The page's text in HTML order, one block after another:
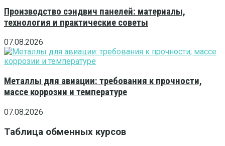
Производство сэндвич панелей: материалы,
технология и практические советы
07.08.2026
Металлы для авиации: требования к прочности,
массе коррозии и температуре
07.08.2026
Таблица обменных курсов